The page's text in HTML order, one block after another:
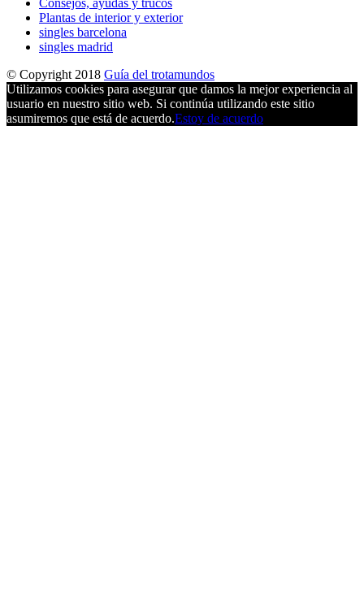
Consejos, ayudas y trucos
Plantas de interior y exterior
singles barcelona
singles madrid
© Copyright 2018 Guía del trotamundos
Utilizamos cookies para asegurar que damos la mejor experiencia al
usuario en nuestro sitio web. Si continúa utilizando este sitio
asumiremos que está de acuerdo.Estoy de acuerdo